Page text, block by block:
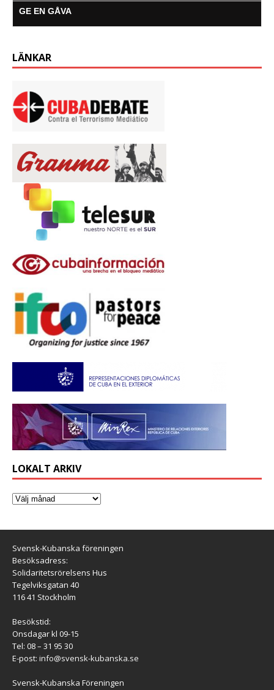
GE EN GÅVA
LÄNKAR
LOKALT ARKIV
Svensk-Kubanska föreningen
Besöksadress:
Solidaritetsrörelsens Hus
Tegelviksgatan 40
116 41 Stockholm
Besökstid:
Onsdagar kl 09-15
Tel: 08 – 31 95 30
E-post: info@svensk-kubanska.se
Svensk-Kubanska Föreningen